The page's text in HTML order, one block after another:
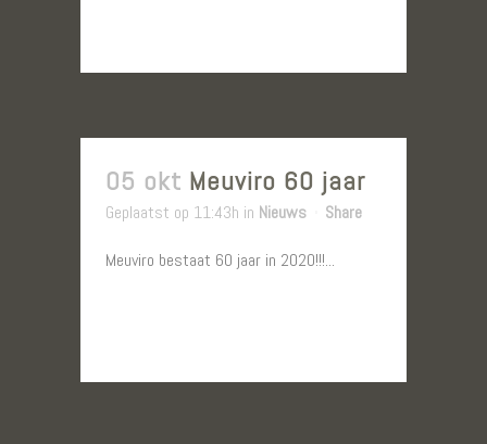
05 okt Meuviro 60 jaar
Geplaatst op 11:43h in Nieuws Share
Meuviro bestaat 60 jaar in 2020!!!...